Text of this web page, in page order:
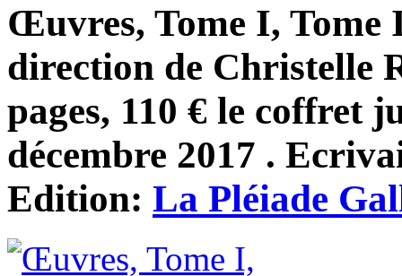
Œuvres, Tome I, Tome
direction de Christelle
pages, 110 € le coffret
décembre 2017 .
Edition: La Pléiade